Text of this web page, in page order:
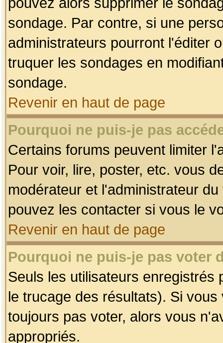
sondage. Par contre, si une
administrateurs pourront l'éditer
truquer les sondages en
sondage.
Revenir en haut de page
Pourquoi ne puis-je pas
Certains forums peuvent limiter
Pour voir, lire, poster, etc. vous
modérateur et l'administrateur
pouvez les contacter si vous le
Revenir en haut de page
Pourquoi ne puis-je pas voter
Seuls les utilisateurs enregistrés
le trucage des résultats). Si
toujours pas voter, alors vous
appropriés.